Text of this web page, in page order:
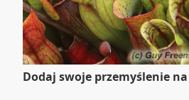
Dodaj swoje przemyślenie